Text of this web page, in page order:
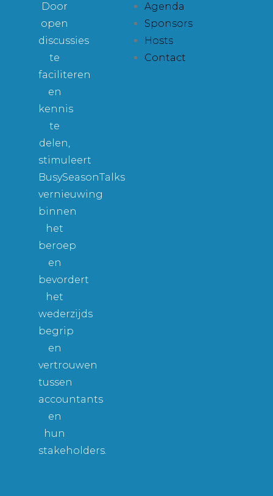
Door
open
discussies
te
faciliteren
en
kennis
te
delen,
stimuleert
BusySeasonTalks
vernieuwing
binnen
het
beroep
en
bevordert
het
wederzijds
begrip
en
vertrouwen
tussen
accountants
en
hun
stakeholders.
Agenda
Sponsors
Hosts
Contact